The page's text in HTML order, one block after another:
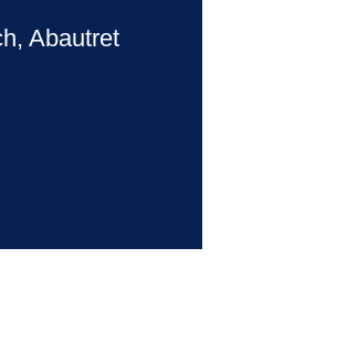
Abautret